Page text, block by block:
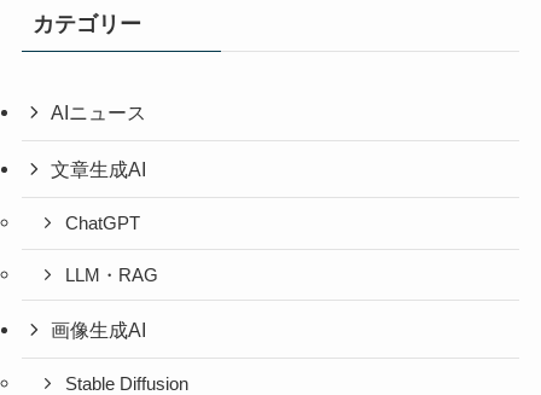
カテゴリー
AIニュース
文章生成AI
ChatGPT
LLM・RAG
画像生成AI
Stable Diffusion